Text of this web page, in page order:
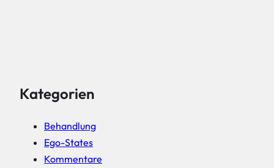
Kategorien
Behandlung
Ego-States
Kommentare